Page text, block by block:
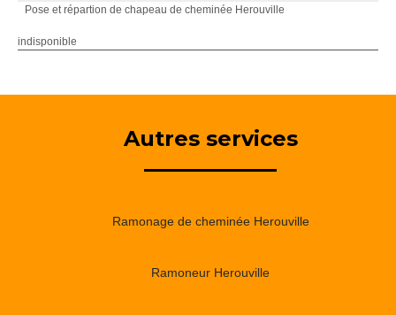
Pose et répartion de chapeau de cheminée Herouville
indisponible
Autres services
Ramonage de cheminée Herouville
Ramoneur Herouville